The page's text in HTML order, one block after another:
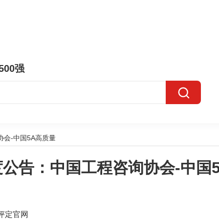
强
会-中国5A高质量
告：中国工程咨询协会-中国
定官网